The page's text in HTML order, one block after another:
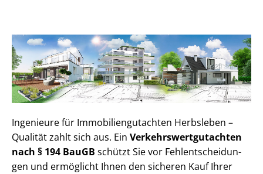
Ingenieure für Im­mo­bi­li­en­gut­ach­ten Herbsleben –
Qualität zahlt sich aus. Ein Ver­kehrs­wert­gut­ach­ten
nach § 194 BauGB schützt Sie vor Fehl­ent­schei­dun­
gen und ermöglicht Ihnen den sicheren Kauf Ihrer